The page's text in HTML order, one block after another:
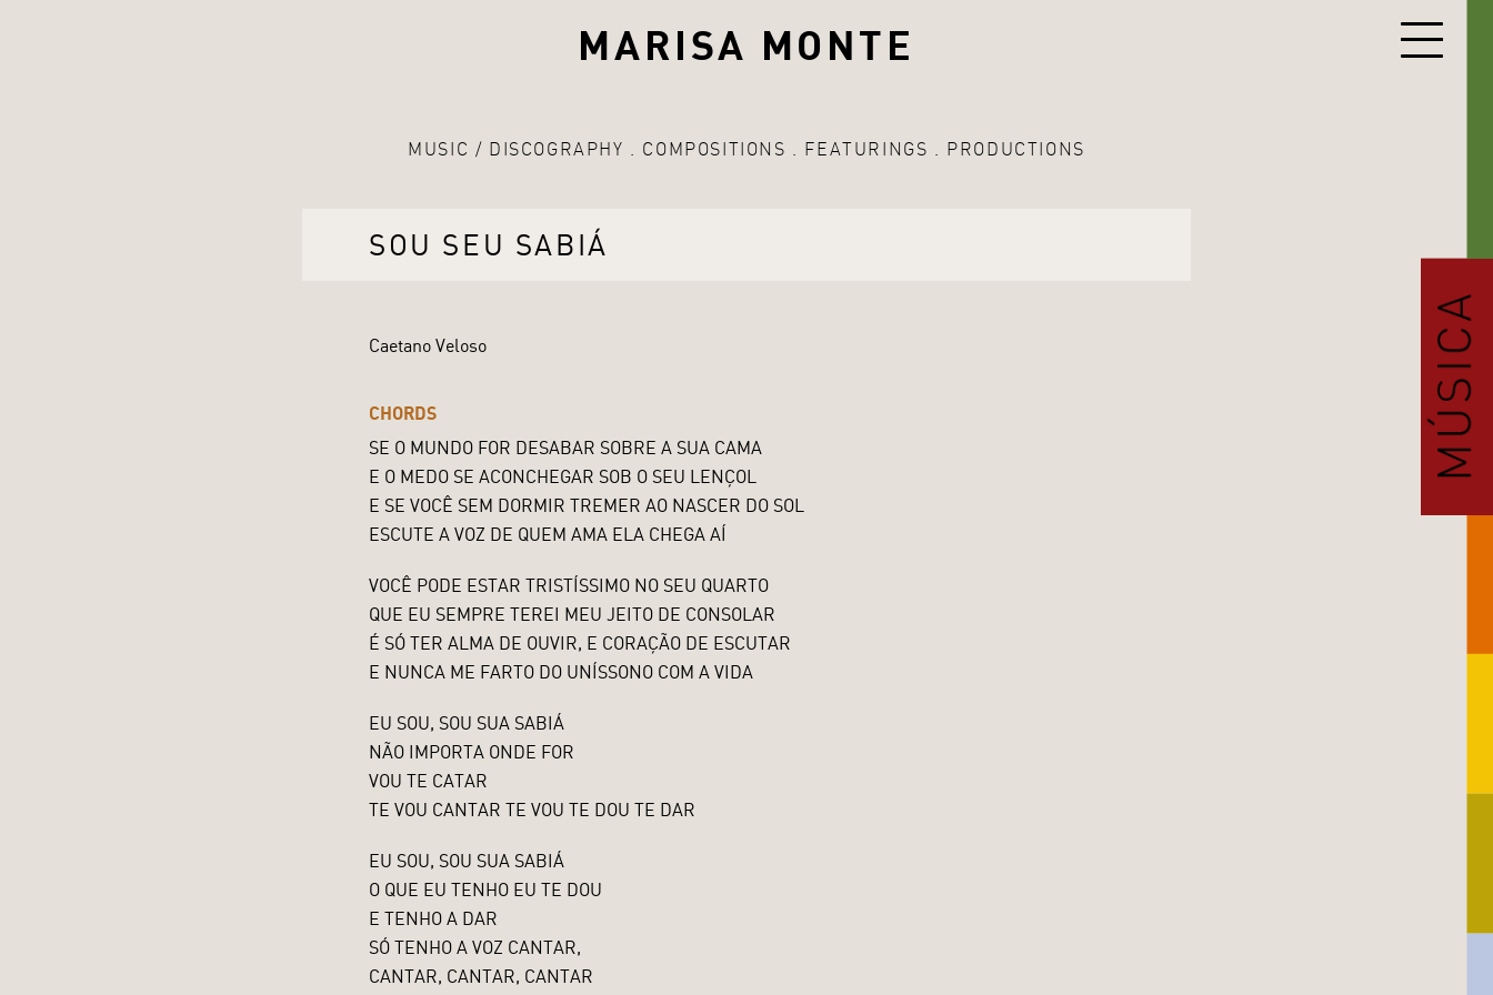
MARISA MONTE
MUSIC DISCOGRAPHY COMPOSITIONS FEATURINGS PRODUCTIONS
SOU SEU SABIÁ
Caetano Veloso
CHORDS
SE O MUNDO FOR DESABAR SOBRE A SUA CAMA
E O MEDO SE ACONCHEGAR SOB O SEU LENÇOL
E SE VOCÊ SEM DORMIR TREMER AO NASCER DO SOL
ESCUTE A VOZ DE QUEM AMA ELA CHEGA AÍ
VOCÊ PODE ESTAR TRISTÍSSIMO NO SEU QUARTO
QUE EU SEMPRE TEREI MEU JEITO DE CONSOLAR
É SÓ TER ALMA DE OUVIR, E CORAÇÃO DE ESCUTAR
E NUNCA ME FARTO DO UNÍSSONO COM A VIDA
EU SOU, SOU SUA SABIÁ
NÃO IMPORTA ONDE FOR
VOU TE CATAR
TE VOU CANTAR TE VOU TE DOU TE DAR
EU SOU, SOU SUA SABIÁ
O QUE EU TENHO EU TE DOU
E TENHO A DAR
SÓ TENHO A VOZ CANTAR,
CANTAR, CANTAR, CANTAR